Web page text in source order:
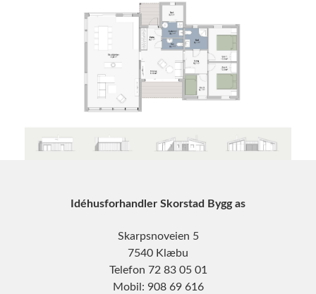
Idéhusforhandler Skorstad Bygg as
Skarpsnoveien 5
7540 Klæbu
Telefon 72 83 05 01
Mobil: 908 69 616